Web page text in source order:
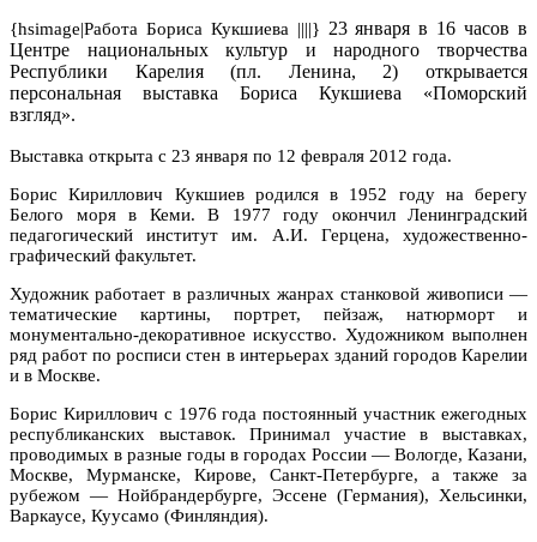
{hsimage|Работа Бориса Кукшиева ||||} 23 января в 16 часов в
Центре национальных культур и народного творчества
Республики Карелия (пл. Ленина, 2) открывается
персональная выставка Бориса Кукшиева «Поморский
взгляд».
Выставка открыта с 23 января по 12 февраля 2012 года.
Борис Кириллович Кукшиев родился в 1952 году на берегу
Белого моря в Кеми. В 1977 году окончил Ленинградский
педагогический институт им. А.И. Герцена, художественно-
графический факультет.
Художник работает в различных жанрах станковой живописи —
тематические картины, портрет, пейзаж, натюрморт и
монументально-декоративное искусство. Художником выполнен
ряд работ по росписи стен в интерьерах зданий городов Карелии
и в Москве.
Борис Кириллович с 1976 года постоянный участник ежегодных
республиканских выставок. Принимал участие в выставках,
проводимых в разные годы в городах России — Вологде, Казани,
Москве, Мурманске, Кирове, Санкт-Петербурге, а также за
рубежом — Нойбрандербурге, Эссене (Германия), Хельсинки,
Варкаусе, Куусамо (Финляндия).